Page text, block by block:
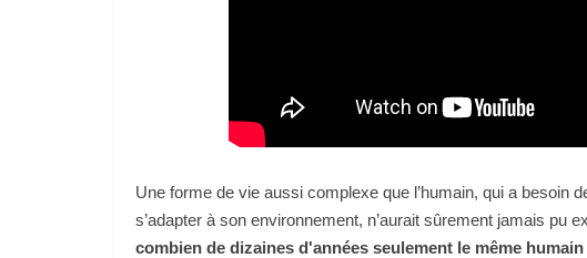
Une forme de vie aussi complexe que l’humain, qui a besoin
s’adapter à son environnement, n’aurait sûrement jamais pu
combien de dizaines d'années seulement le même